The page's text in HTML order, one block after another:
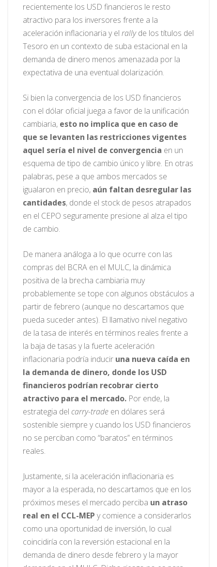
recientemente los USD financieros le resto
atractivo para los inversores frente a la
aceleración inflacionaria y el rallyde los títulos del
Tesoro en un contexto de suba estacional en la
demanda de dinero menos amenazada por la
expectativa de una eventual dolarización.
Si bien la convergencia de los USD financieros
con el dólar oficial juega a favor de la unificación
cambiaria, esto no implica que en caso de
que se levanten las restricciones vigentes
aquel sería el nivel de convergencia en un
esquema de tipo de cambio único y libre. En otras
palabras, pese a que ambos mercados se
igualaron en precio, aún faltan desregular las
cantidades, donde el stock de pesos atrapados
en el CEPO seguramente presione al alza el tipo
de cambio.
De manera análoga a lo que ocurre con las
compras del BCRA en el MULC, la dinámica
positiva de la brecha cambiaria muy
probablemente se tope con algunos obstáculos a
partir de febrero (aunque no descartamos que
pueda suceder antes). El llamativo nivel negativo
de la tasa de interés en términos reales frente a
la baja de tasas y la fuerte aceleración
inflacionaria podría inducir una nueva caída en
la demanda de dinero, donde los USD
financieros podrían recobrar cierto
atractivo para el mercado. Por ende, la
estrategia del carry-trade en dólares será
sostenible siempre y cuando los USD financieros
no se perciban como “baratos” en términos
reales.
Justamente, si la aceleración inflacionaria es
mayor a la esperada, no descartamos que en los
próximos meses el mercado perciba un atraso
real en el CCL-MEP y comience a considerarlos
como una oportunidad de inversión, lo cual
coincidiría con la reversión estacional en la
demanda de dinero desde febrero y la mayor